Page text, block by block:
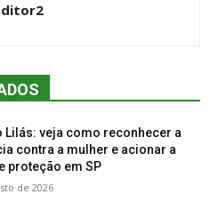
Lilás: veja como reconhecer a
contra a mulher e acionar a
proteção em SP
de 2026